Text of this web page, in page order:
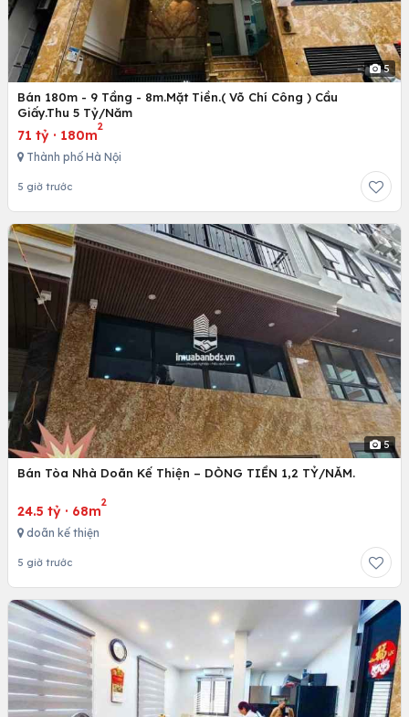
5
Bán 180m - 9 Tầng - 8m.Mặt Tiền.( Võ Chí Công ) Cầu
Giấy.Thu 5 Tỷ/Năm
71 tỷ · 180m
2
Thành phố Hà Nội
5 giờ trước
5
Bán Tòa Nhà Doãn Kế Thiện – DÒNG TIỀN 1,2 TỶ/NĂM.
24.5 tỷ · 68m
2
doãn kế thiện
5 giờ trước